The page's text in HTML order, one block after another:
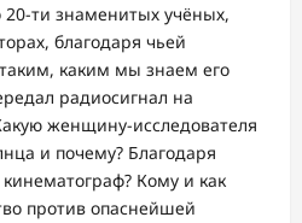
20-ти знаменитых учёных,
благодаря чьей
каким мы знаем его
радиосигнал на
женщину-исследователя
и почему? Благодаря
Кому и как
против опаснейшей